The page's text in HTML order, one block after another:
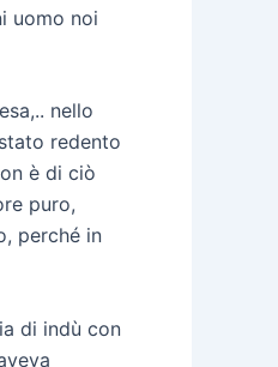
uomo noi
nello
redento
è di ciò
puro,
perché in
di indù con